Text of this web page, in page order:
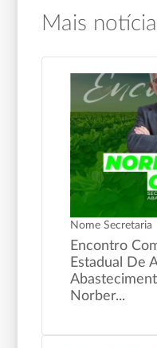
Mais
Nome Secretaria
Encontro
Estadual De
Norber...